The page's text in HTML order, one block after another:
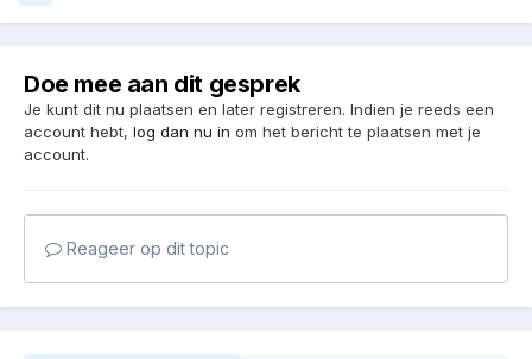
Doe mee aan dit gesprek
Je kunt dit nu plaatsen en later registreren. Indien je reeds een
account hebt, log dan nu in om het bericht te plaatsen met je
account.
Reageer op dit topic